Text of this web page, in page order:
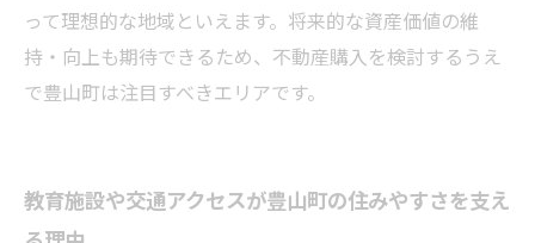
って理想的な地域といえます。将来的な資産価値の維
持・向上も期待できるため、不動産購入を検討するうえ
で豊山町は注目すべきエリアです。
教育施設や交通アクセスが豊山町の住みやすさを支え